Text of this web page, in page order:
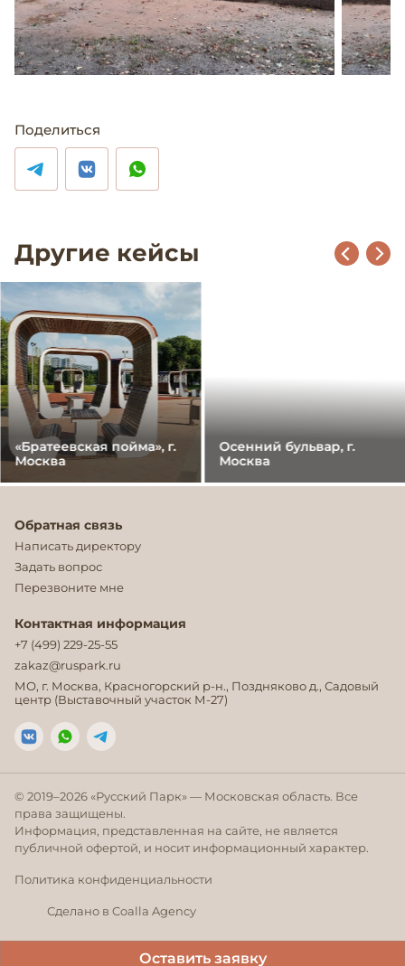
Оставить заявку
Поделиться
Другие кейсы
«Братеевская пойма», г.
Москва
Осенний бульвар, г.
Москва
Обратная связь
Написать директору
Задать вопрос
Перезвоните мне
Контактная информация
+7 (499) 229-25-55
zakaz@ruspark.ru
МО, г. Москва, Красногорский р-н., Поздняково д., Садовый
центр (Выставочный участок М-27)
© 2019–2026 «Русский Парк» — Московская область. Все
права защищены.
Информация, представленная на сайте, не является
публичной офертой, и носит информационный характер.
Политика конфиденциальности
Сделано в Coalla Agency